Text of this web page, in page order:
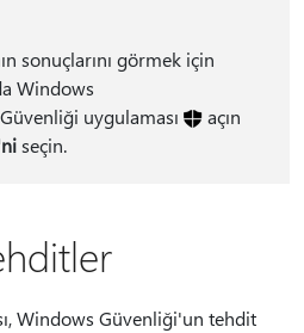
sonuçlarını görmek için
Windows
uygulaması
açın
seçin.
Windows Güvenliği'un tehdit